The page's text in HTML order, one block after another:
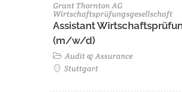
Grant Thornton AG
Wirtschaftsprüfungsgesellschaft
Assistant
(m/w/d)
Audit & Assurance
Stuttgart